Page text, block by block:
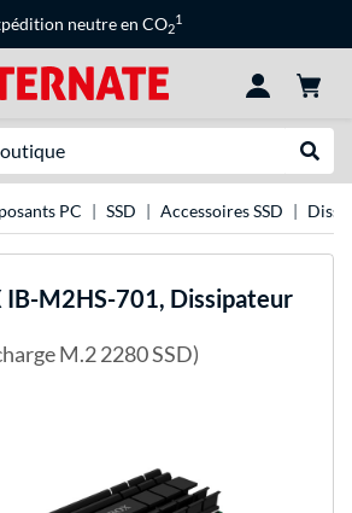
neutre en CO2
1
PC SSD Accessoires SSD
IB-M2HS-701, Dissipateur
M.2 2280 SSD)